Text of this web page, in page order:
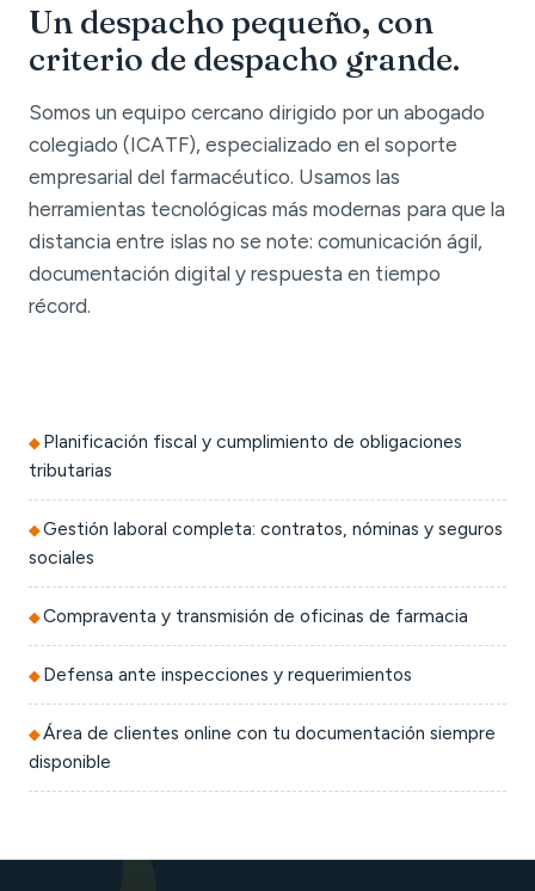
Un despacho pequeño, con
criterio de despacho grande.
Somos un equipo cercano dirigido por un abogado
colegiado (ICATF), especializado en el soporte
empresarial del farmacéutico. Usamos las
herramientas tecnológicas más modernas para que la
distancia entre islas no se note: comunicación ágil,
documentación digital y respuesta en tiempo
récord.
Planificación fiscal y cumplimiento de obligaciones
tributarias
Gestión laboral completa: contratos, nóminas y seguros
sociales
Compraventa y transmisión de oficinas de farmacia
Defensa ante inspecciones y requerimientos
Área de clientes online con tu documentación siempre
disponible